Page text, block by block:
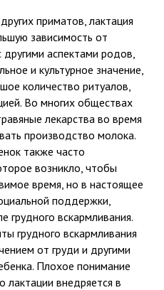
приматов, лактация
зависимость от
аспектами родов,
и культурное значение,
количество ритуалов,
Во многих обществах
лекарства во время
производство молока.
также часто
возникло, чтобы
время, но в настоящее
поддержки,
грудного вскармливания.
грудного вскармливания
от груди и другими
Плохое понимание
лактации внедряется в